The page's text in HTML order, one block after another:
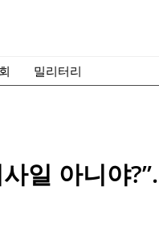
밀리터리
일 아니야